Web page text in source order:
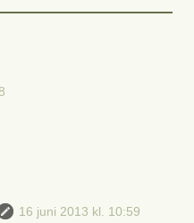
16 juni 2013 kl. 10:59